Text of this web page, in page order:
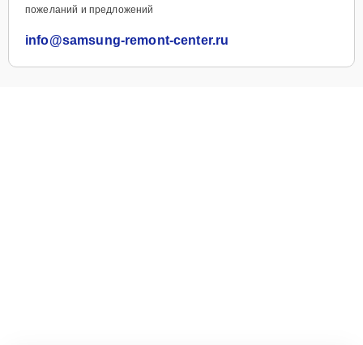
пожеланий и предложений
info@samsung-remont-center.ru